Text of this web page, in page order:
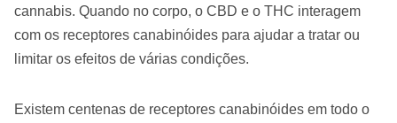
cannabis. Quando no corpo, o CBD e o THC interagem
com os receptores canabinóides para ajudar a tratar ou
limitar os efeitos de várias condições.
Existem centenas de receptores canabinóides em todo o